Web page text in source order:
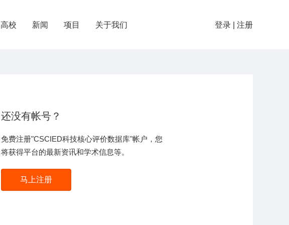
高校 新闻 项目 关于我们 登录 注册
还没有帐号？
免费注册"CSCIED科技核心评价数据库"帐户，您
将获得平台的最新资讯和学术信息等。
马上注册